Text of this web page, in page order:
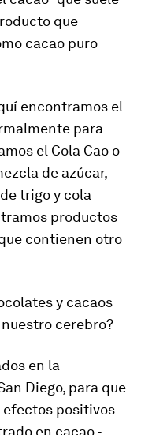
que
cacao puro
encontramos el
para
el Cola Cao o
de azúcar,
trigo y cola
productos
contienen otro
y cacaos
cerebro?
en la
Diego, para que
efectos positivos
en cacao -